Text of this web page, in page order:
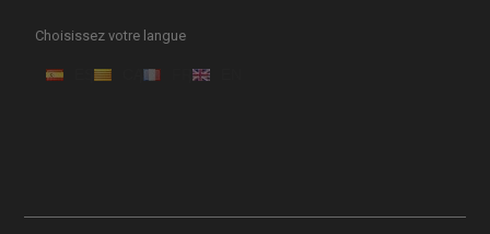
Choisissez votre langue
ES CA FR